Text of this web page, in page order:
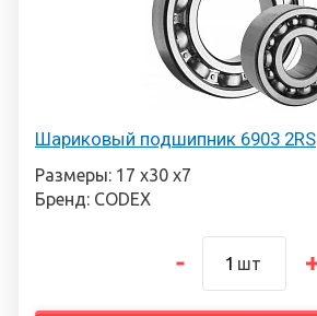
Шариковый подшипник 6903 2RS
Размеры: 17 х30 х7
Бренд: CODEX
шт